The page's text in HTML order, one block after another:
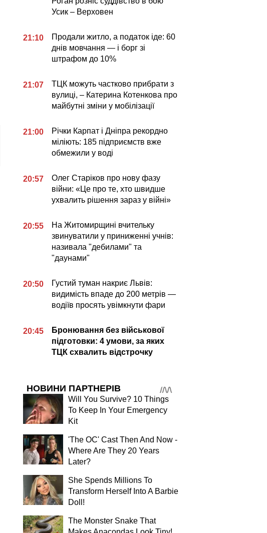
Усик – Верховен
21:10
Продали житло, а податок іде: 60
днів мовчання — і борг зі
штрафом до 10%
21:07
ТЦК можуть частково прибрати з
вулиці, – Катерина Котенкова про
майбутні зміни у мобілізації
21:00
Річки Карпат і Дніпра рекордно
міліють: 185 підприємств вже
обмежили у воді
20:57
Олег Старіков про нову фазу
війни: «Це про те, хто швидше
ухвалить рішення зараз у війні»
20:55
На Житомирщині вчительку
звинуватили у приниженні учнів:
називала "дебилами" та
"даунами"
20:50
Густий туман накриє Львів:
видимість впаде до 200 метрів —
водіїв просять увімкнути фари
20:45
Бронювання без військової
підготовки: 4 умови, за яких
ТЦК схвалить відстрочку
НОВИНИ ПАРТНЕРІВ
Will You Survive? 10 Things
To Keep In Your Emergency
Kit
'The OC' Cast Then And Now -
Where Are They 20 Years
Later?
She Spends Millions To
Transform Herself Into A Barbie
Doll!
The Monster Snake That